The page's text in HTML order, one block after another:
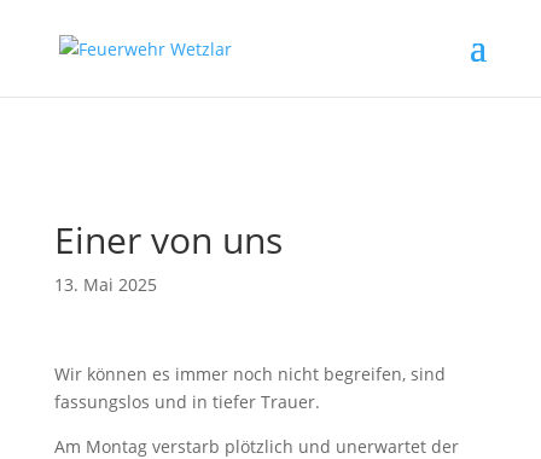
title-Attribut liest
Einer von uns
13. Mai 2025
Wir können es immer noch nicht begreifen, sind
fassungslos und in tiefer Trauer.
Am Montag verstarb plötzlich und unerwartet der